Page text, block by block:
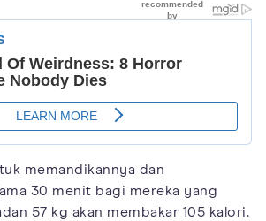
memandikannya dan
30 menit bagi mereka yang
57 kg akan membakar 105 kalori.